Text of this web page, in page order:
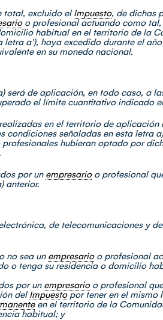
total, excluido el Impuesto, de dichas
o profesional actuando como tal,
habitual en el territorio de la
letra a’), haya excedido durante el
en su moneda nacional.
será de aplicación, en todo caso, a
el límite cuantitativo indicado
en el territorio de aplicación
condiciones señaladas en esta letra
hubieran optado por
por un empresarioo profesional
anterior.
de telecomunicaciones y
no sea un empresarioo profesional
o tenga su residencia o domicilio
por un empresarioo profesional
del Impuestopor tener en el mismo
en el territorio de la
habitual; y